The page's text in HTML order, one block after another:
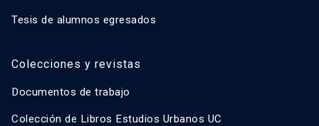
Tesis de alumnos egresados
Colecciones y revistas
Documentos de trabajo
Colección de Libros Estudios Urbanos UC